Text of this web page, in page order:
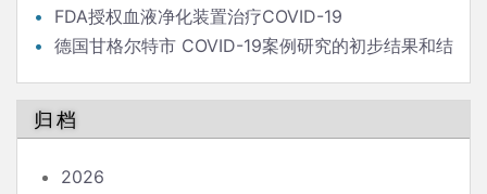
FDA授权血液净化装置治疗COVID-19
德国甘格尔特市 COVID-19案例研究的初步结果和结
归档
2026